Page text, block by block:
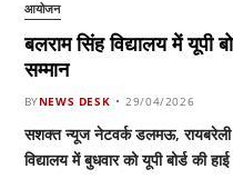
आयोजन
बलराम सिंह विद्यालय में यूपी
सम्मान
BYNEWS DESK 29/04/2026
सशक्त न्यूज नेटवर्क डलमऊ, रायबरेली
विद्यालय में बुधवार को यूपी बोर्ड की